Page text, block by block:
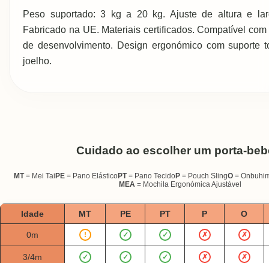
Peso suportado: 3 kg a 20 kg. Ajuste de altura e
Fabricado na UE. Materiais certificados. Compatível
de desenvolvimento. Design ergonómico com suporte
joelho.
Cuidado ao escolher um porta-
MT= Mei Tai PE = Pano ElásticoPT= Pano TecidoP = Pouch SlingO =
MEA = Mochila Ergonómica Ajustável
Idade MT PE PT P O
0m ! ✓ ✓ ✗ ✗
3/4m ✓ ✓ ✓ ✗ ✗